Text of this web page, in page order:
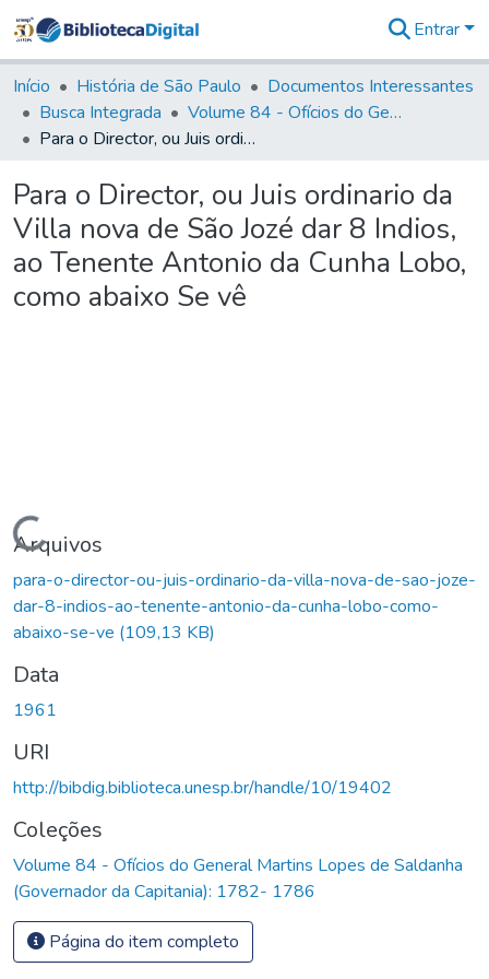
&
Coleções
Tudo na
Biblioteca
Estatísticas
Entrar
Início História de São Paulo
Documentos Interessantes
Busca Integrada
Volume 84 - Ofícios do General Martins Lopes de Saldanha (Governador da Capitania): 1782- 1786
Para o Director, ou Juis ordinario da Villa nova de São Jozé dar 8 Indios, ao Tenente Antonio da Cunha Lobo, como abaixo Se vê
Para o Director, ou Juis ordinario da
Villa nova de São Jozé dar 8 Indios,
ao Tenente Antonio da Cunha Lobo,
como abaixo Se vê
Carregando...
Arquivos
para-o-director-ou-juis-ordinario-da-villa-nova-de-sao-joze-
dar-8-indios-ao-tenente-antonio-da-cunha-lobo-como-
abaixo-se-ve (109,13 KB)
Data
1961
URI
http://bibdig.biblioteca.unesp.br/handle/10/19402
Coleções
Volume 84 - Ofícios do General Martins Lopes de Saldanha
(Governador da Capitania): 1782- 1786
Página do item completo